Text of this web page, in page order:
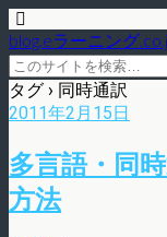
blog.eラーニング
タグ › 同時通訳
2011年2月15日
多言語・同
方法